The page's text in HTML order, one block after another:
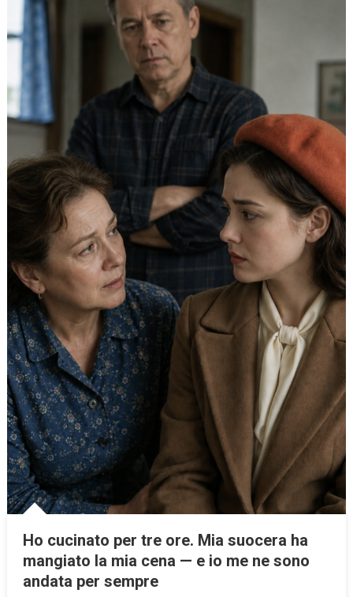
Ho cucinato per tre ore. Mia suocera ha
mangiato la mia cena — e io me ne sono
andata per sempre